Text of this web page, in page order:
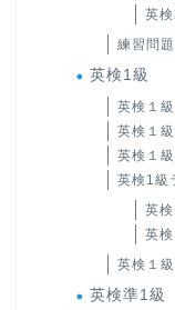
英
練習問
英検1級
英検１
英検１
英検１
英検1級
英
英
英検１
英検準1級